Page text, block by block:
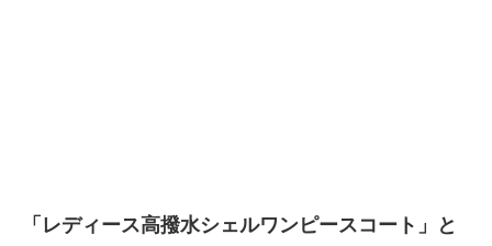
「レディース高撥水シェルワンピースコート」と